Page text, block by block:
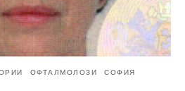
ОФТАЛМОЛОЗИ СОФИЯ